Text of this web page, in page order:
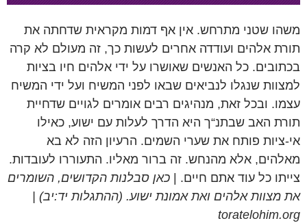
משהו שטני מתרחש. אין אף דמות מקראית שדחתה את
תורת אלהים ועודדה אחרים לעשות כך, זה מעולם לא קרה
בכתובים. כל האנשים שאושרו על ידי אלהים חיו בציות
למצוות שנגלו לנביאים שבאו לפני המשיח ועל ידי המשיח
עצמו. ובכל זאת, מנהיגים רבים אומרים לגויים שדחיית
תורת האב שבתנ“ך היא הדרך לעלות עם ישוע, כאילו
אי-ציות פותח את שערי השמים. הרעיון הזה לא בא
מאלהים, אלא מהנחש. זה ברור מאליו. התעוררו לעובדות.
צייתו כל עוד אתם חיים. | כאן סבלנות הקדושים, השומרים
את מצוות אלהים ואת אמונת ישוע. (ההתגלות יד:יב) |
toratelohim.org